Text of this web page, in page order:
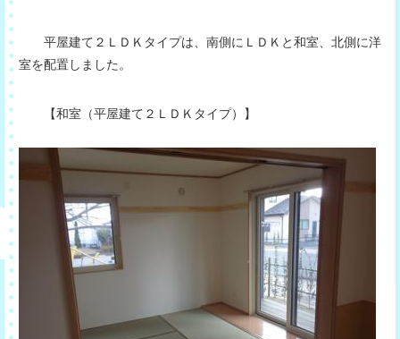
平屋建て２ＬＤＫタイプは、南側にＬＤＫと和室、北側に洋
室を配置しました。
【和室（平屋建て２ＬＤＫタイプ）】